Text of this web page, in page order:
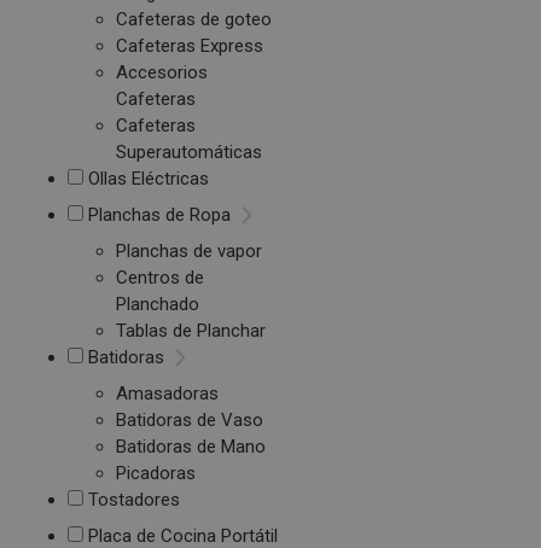
Cafeteras de goteo
Cafeteras Express
Accesorios
Cafeteras
Cafeteras
Superautomáticas
Ollas Eléctricas
Planchas de Ropa
Planchas de vapor
Centros de
Planchado
Tablas de Planchar
Batidoras
Amasadoras
Batidoras de Vaso
Batidoras de Mano
Picadoras
Tostadores
Placa de Cocina Portátil